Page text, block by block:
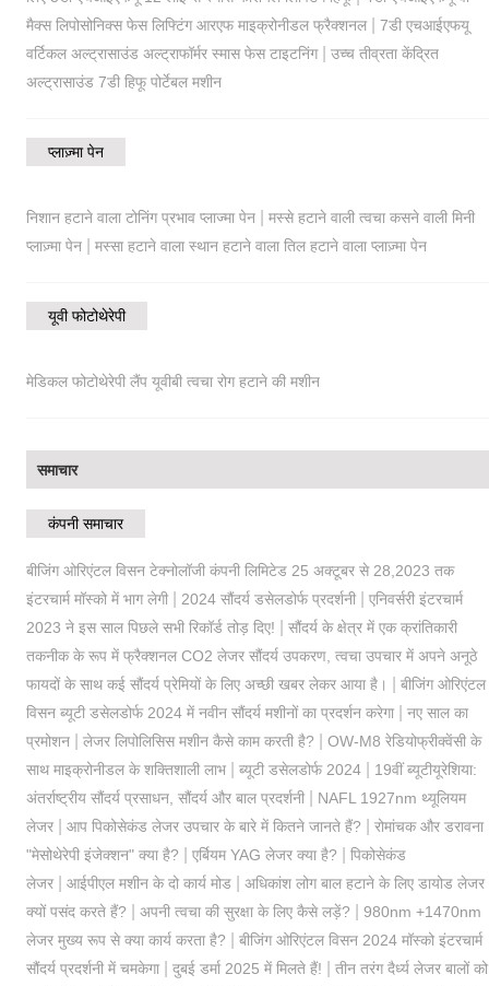
मैक्स लिपोसोनिक्स फेस लिफ्टिंग आरएफ माइक्रोनीडल फ्रैक्शनल| 7डी एचआईएफयू
वर्टिकल अल्ट्रासाउंड अल्ट्राफॉर्मर स्मास फेस टाइटनिंग| उच्च तीव्रता केंद्रित
अल्ट्रासाउंड 7डी हिफू पोर्टेबल मशीन
प्लाज़्मा पेन
निशान हटाने वाला टोनिंग प्रभाव प्लाज्मा पेन| मस्से हटाने वाली त्वचा कसने वाली मिनी
प्लाज़्मा पेन| मस्सा हटाने वाला स्थान हटाने वाला तिल हटाने वाला प्लाज़्मा पेन
यूवी फोटोथेरेपी
मेडिकल फोटोथेरेपी लैंप यूवीबी त्वचा रोग हटाने की मशीन
समाचार
कंपनी समाचार
बीजिंग ओरिएंटल विसन टेक्नोलॉजी कंपनी लिमिटेड 25 अक्टूबर से 28,2023 तक
इंटरचार्म मॉस्को में भाग लेगी| 2024 सौंदर्य डसेलडोर्फ प्रदर्शनी| एनिवर्सरी इंटरचार्म
2023 ने इस साल पिछले सभी रिकॉर्ड तोड़ दिए!
सौंदर्य के क्षेत्र में एक क्रांतिकारी
तकनीक के रूप में फ्रैक्शनल CO2 लेजर सौंदर्य उपकरण, त्वचा उपचार में अपने अनूठे
फायदों के साथ कई सौंदर्य प्रेमियों के लिए अच्छी खबर लेकर आया है।
बीजिंग ओरिएंटल
विसन ब्यूटी डसेलडोर्फ 2024 में नवीन सौंदर्य मशीनों का प्रदर्शन करेगा| नए साल का
प्रमोशन| लेजर लिपोलिसिस मशीन कैसे काम करती है?
OW-M8 रेडियोफ्रीक्वेंसी के
साथ माइक्रोनीडल के शक्तिशाली लाभ| ब्यूटी डसेलडोर्फ 2024| 19वीं ब्यूटीयूरेशिया:
अंतर्राष्ट्रीय सौंदर्य प्रसाधन, सौंदर्य और बाल प्रदर्शनी| NAFL 1927nm थ्यूलियम
लेजर| आप पिकोसेकंड लेजर उपचार के बारे में कितने जानते हैं?
रोमांचक और डरावना
"मेसोथेरेपी इंजेक्शन" क्या है?
एर्बियम YAG लेजर क्या है?
पिकोसेकंड
लेजर| आईपीएल मशीन के दो कार्य मोड| अधिकांश लोग बाल हटाने के लिए डायोड लेजर
क्यों पसंद करते हैं?
अपनी त्वचा की सुरक्षा के लिए कैसे लड़ें?
980nm +1470nm
लेजर मुख्य रूप से क्या कार्य करता है?
बीजिंग ओरिएंटल विसन 2024 मॉस्को इंटरचार्म
सौंदर्य प्रदर्शनी में चमकेगा| दुबई डर्मा 2025 में मिलते हैं!
तीन तरंग दैर्ध्य लेजर बालों को